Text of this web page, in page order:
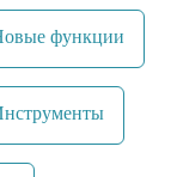
функции